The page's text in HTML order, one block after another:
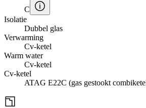
C
Isolatie
Dubbel glas
Verwarming
Cv-ketel
Warm water
Cv-ketel
Cv-ketel
ATAG E22C (gas gestookt